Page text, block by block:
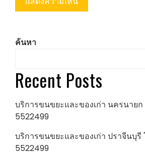
ค้นหา
Recent Posts
บริการขนขยะและของเก่า นครนาย
5522499
บริการขนขยะและของเก่า ปราจีนบุรี
5522499